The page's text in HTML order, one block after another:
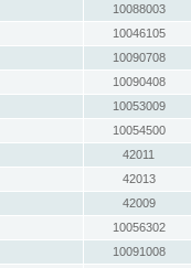
10088003
10046105
10090708
10090408
10053009
10054500
42011
42013
42009
10056302
10091008